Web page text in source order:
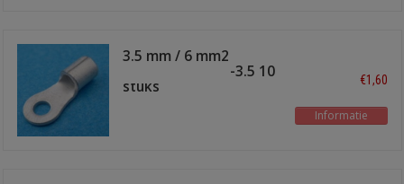
3.5 mm / 6 mm2
soldeeroog TI-6-3.5 10
stuks
€1,60
Informatie